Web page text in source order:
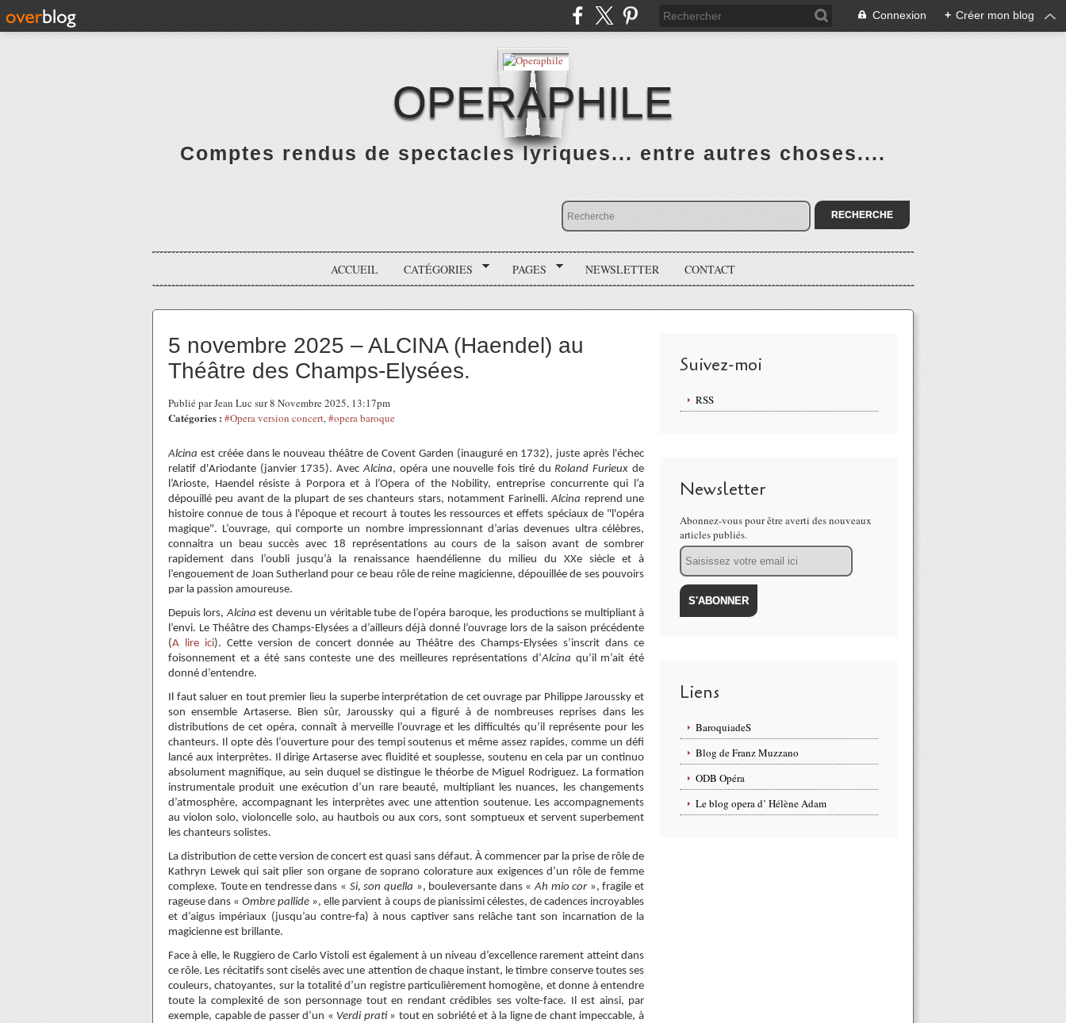
Connexion + Créer mon blog
OPERAPHILE
Comptes rendus de spectacles lyriques... entre autres choses....
ACCUEIL CATÉGORIES PAGES NEWSLETTER CONTACT
5 novembre 2025 – ALCINA (Haendel) au
Théâtre des Champs-Elysées.
Publié par Jean Luc sur 8 Novembre 2025, 13:17pm
Catégories : #Opera version concert,#opera baroque
Alcina est créée dans le nouveau théâtre de Covent Garden (inauguré en 1732), juste après l'échec
relatif d'Ariodante (janvier 1735). AvecAlcina, opéra une nouvelle fois tiré duRoland Furieux de
l’Arioste, Haendel résiste à Porpora et à l’Opera of the Nobility, entreprise concurrente qui l’a
dépouillé peu avant de la plupart de ses chanteurs stars, notamment Farinelli.Alcina reprend une
histoire connue de tous à l'époque et recourt à toutes les ressources et effets spéciaux de "l'opéra
magique". L’ouvrage, qui comporte un nombre impressionnant d’arias devenues ultra célèbres,
connaitra un beau succès avec 18 représentations au cours de la saison avant de sombrer
rapidement dans l’oubli jusqu’à la renaissance haendélienne du milieu du XXe siècle et à
l’engouement de Joan Sutherland pour ce beau rôle de reine magicienne, dépouillée de ses pouvoirs
par la passion amoureuse.
Depuis lors,Alcina est devenu un véritable tube de l’opéra baroque, les productions se multipliant à
l’envi. Le Théâtre des Champs-Elysées a d’ailleurs déjà donné l’ouvrage lors de la saison précédente
(A lire ici). Cette version de concert donnée au Théâtre des Champs-Elysées s’inscrit dans ce
foisonnement et a été sans conteste une des meilleures représentations d’Alcina qu’il m’ait été
donné d’entendre.
Il faut saluer en tout premier lieu la superbe interprétation de cet ouvrage par Philippe Jaroussky et
son ensemble Artaserse. Bien sûr, Jaroussky qui a figuré à de nombreuses reprises dans les
distributions de cet opéra, connaît à merveille l’ouvrage et les difficultés qu’il représente pour les
chanteurs. Il opte dès l’ouverture pour des tempi soutenus et même assez rapides, comme un défi
lancé aux interprètes. Il dirige Artaserse avec fluidité et souplesse, soutenu en cela par un continuo
absolument magnifique, au sein duquel se distingue le théorbe de Miguel Rodriguez. La formation
instrumentale produit une exécution d’un rare beauté, multipliant les nuances, les changements
d’atmosphère, accompagnant les interprètes avec une attention soutenue. Les accompagnements
au violon solo, violoncelle solo, au hautbois ou aux cors, sont somptueux et servent superbement
les chanteurs solistes.
La distribution de cette version de concert est quasi sans défaut. À commencer par la prise de rôle de
Kathryn Lewek qui sait plier son organe de soprano colorature aux exigences d’un rôle de femme
complexe. Toute en tendresse dans « Si, son quella », bouleversante dans «Ah mio cor», fragile et
rageuse dans «Ombre pallide », elle parvient à coups de pianissimi célestes, de cadences incroyables
et d’aigus impériaux (jusqu’au contre-fa) à nous captiver sans relâche tant son incarnation de la
magicienne est brillante.
Face à elle, le Ruggiero de Carlo Vistoli est également à un niveau d’excellence rarement atteint dans
ce rôle. Les récitatifs sont ciselés avec une attention de chaque instant, le timbre conserve toutes ses
couleurs, chatoyantes, sur la totalité d’un registre particulièrement homogène, et donne à entendre
toute la complexité de son personnage tout en rendant crédibles ses volte-face. Il est ainsi, par
exemple, capable de passer d’un « Verdi prati» tout en sobriété et à la ligne de chant impeccable, à
Suivez-moi
RSS
Newsletter
Abonnez-vous pour être averti des nouveaux
articles publiés.
Email
Liens
BaroquiadeS
Blog de Franz Muzzano
ODB Opéra
Le blog opera d’ Hélène Adam